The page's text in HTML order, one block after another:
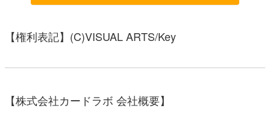
【権利表記】(C)VISUAL ARTS/Key
【株式会社カードラボ 会社概要】